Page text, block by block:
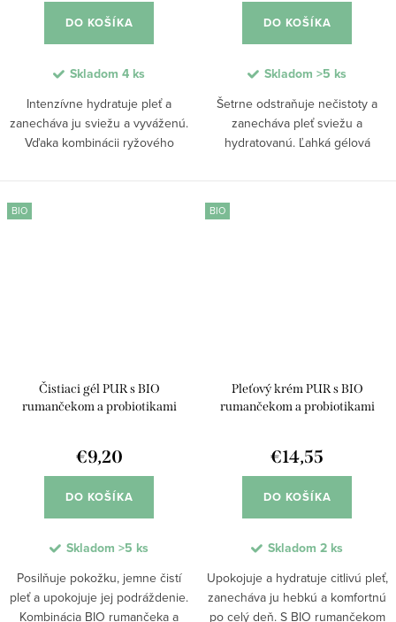
DO KOŠÍKA
Skladom 4 ks
Intenzívne hydratuje pleť a
zanecháva ju sviežu a vyváženú.
Vďaka kombinácii ryžového
hydratáciu pleti a podporuje jej
DO KOŠÍKA
Skladom >5 ks
Šetrne odstraňuje nečistoty a
zanecháva pleť sviežu a
hydratovanú. Ľahká gélová
vysušenia. Obsahuje cica,
glycerín a betaín pre upokojenie
BIO
Čistiaci gél PUR s BIO
rumančekom a probiotikami
€9,20
DO KOŠÍKA
Skladom >5 ks
Posilňuje pokožku, jemne čistí
pleť a upokojuje jej podráždenie.
Kombinácia BIO rumančeka a
BIO
Pleťový krém PUR s BIO
rumančekom a probiotikami
€14,55
DO KOŠÍKA
Skladom 2 ks
Upokojuje a hydratuje citlivú pleť,
zanecháva ju hebkú a komfortnú
po celý deň. S BIO rumančekom